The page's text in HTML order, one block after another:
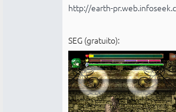
http://earth-
SEG (gratuito):